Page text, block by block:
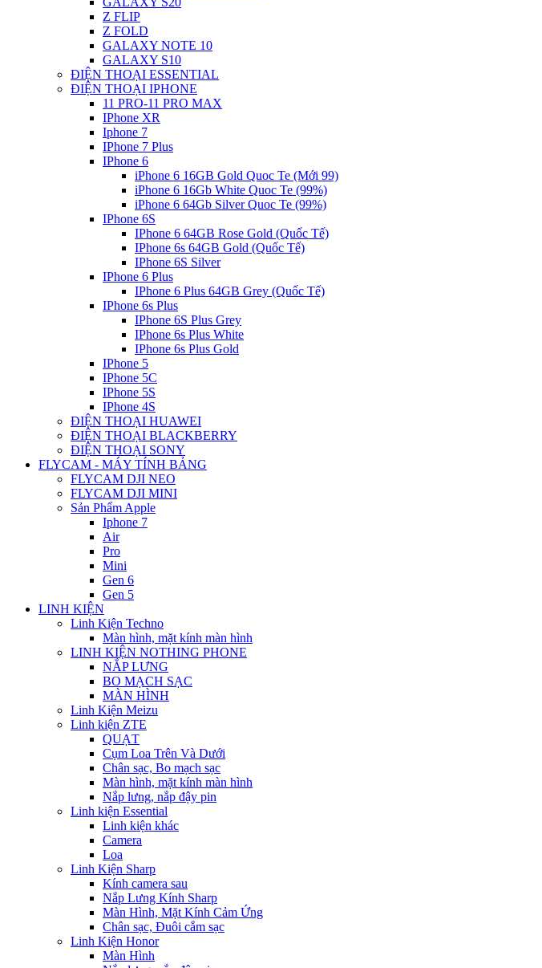
Z FLIP
Z FOLD
GALAXY NOTE 10
GALAXY S10
ĐIỆN THOẠI ESSENTIAL
ĐIỆN THOẠI IPHONE
11 PRO-11 PRO MAX
IPhone XR
Iphone 7
IPhone 7 Plus
IPhone 6
iPhone 6 16GB Gold Quoc Te (Mới 99)
iPhone 6 16Gb White Quoc Te (99%)
iPhone 6 64Gb Silver Quoc Te (99%)
IPhone 6S
IPhone 6 64GB Rose Gold (Quốc Tế)
IPhone 6s 64GB Gold (Quốc Tế)
IPhone 6S Silver
IPhone 6 Plus
IPhone 6 Plus 64GB Grey (Quốc Tế)
IPhone 6s Plus
IPhone 6S Plus Grey
IPhone 6s Plus White
IPhone 6s Plus Gold
IPhone 5
IPhone 5C
IPhone 5S
IPhone 4S
ĐIỆN THOẠI HUAWEI
ĐIỆN THOẠI BLACKBERRY
ĐIỆN THOẠI SONY
FLYCAM - MÁY TÍNH BẢNG
FLYCAM DJI NEO
FLYCAM DJI MINI
Sản Phẩm Apple
Iphone 7
Air
Pro
Mini
Gen 6
Gen 5
LINH KIỆN
Linh Kiện Techno
Màn hình, mặt kính màn hình
LINH KIỆN NOTHING PHONE
NẮP LƯNG
BO MẠCH SẠC
MÀN HÌNH
Linh Kiện Meizu
Linh kiện ZTE
QUẠT
Cụm Loa Trên Và Dưới
Chân sạc, Bo mạch sạc
Màn hình, mặt kính màn hình
Nắp lưng, nắp đậy pin
Linh kiện Essential
Linh kiện khác
Camera
Loa
Linh Kiện Sharp
Kính camera sau
Nắp Lưng Kính Sharp
Màn Hình, Mặt Kính Cảm Ứng
Chân sạc, Đuôi cắm sạc
Linh Kiện Honor
Màn Hình